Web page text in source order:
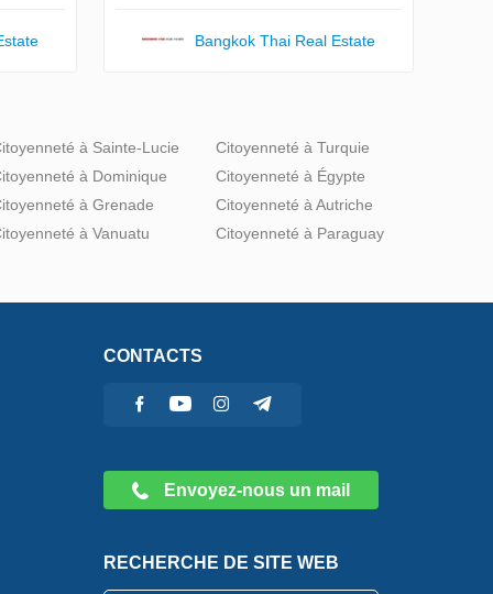
Bangkok Thai Real Estate
à Sainte-Lucie
à Dominique
à Grenade
à Vanuatu
Citoyenneté à Turquie
Citoyenneté à Égypte
Citoyenneté à Autriche
Citoyenneté à Paraguay
CONTACTS
Envoyez-nous un mail
RECHERCHE DE SITE WEB